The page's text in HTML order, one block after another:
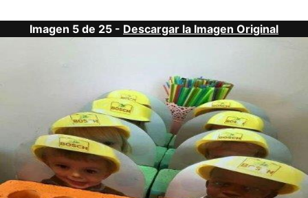
Imagen 5 de 25 - Descargar la Imagen Original